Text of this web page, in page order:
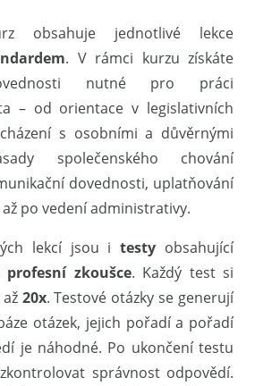
obsahuje jednotlivé lekce
. V rámci kurzu získáte
nutné pro práci
– od orientace v legislativních
s osobními a důvěrnými
společenského chování
dovednosti, uplatňování
po vedení administrativy.
lekcí jsou itesty obsahující
zkoušce. Každý test si
20x. Testové otázky se generují
otázek, jejich pořadí a pořadí
je náhodné. Po ukončení testu
správnost odpovědí.